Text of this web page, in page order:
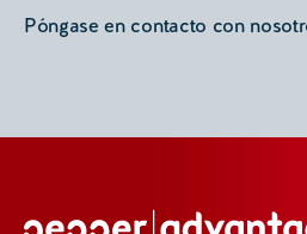
Póngase en contacto con